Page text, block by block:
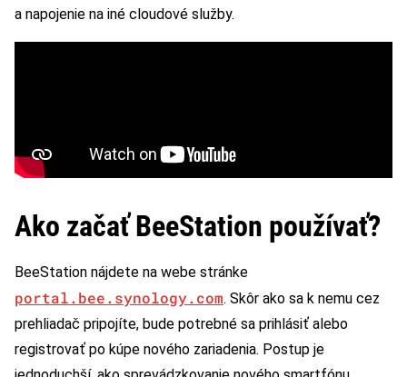
a napojenie na iné cloudové služby.
Ako začať BeeStation používať?
BeeStation nájdete na webe stránke
portal.bee.synology.com. Skôr ako sa k nemu cez
prehliadač pripojíte, bude potrebné sa prihlásiť alebo
registrovať po kúpe nového zariadenia. Postup je